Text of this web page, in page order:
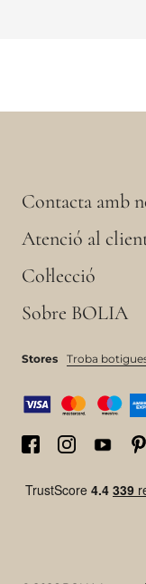
Contacta amb
Atenció al
Col·lecció
Sobre BOLIA
Stores Troba